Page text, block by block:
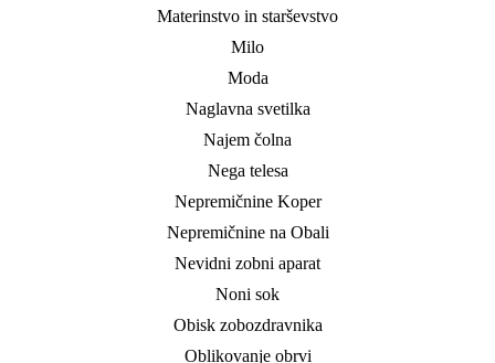
Materinstvo in starševstvo
Milo
Moda
Naglavna svetilka
Najem čolna
Nega telesa
Nepremičnine Koper
Nepremičnine na Obali
Nevidni zobni aparat
Noni sok
Obisk zobozdravnika
Oblikovanje obrvi